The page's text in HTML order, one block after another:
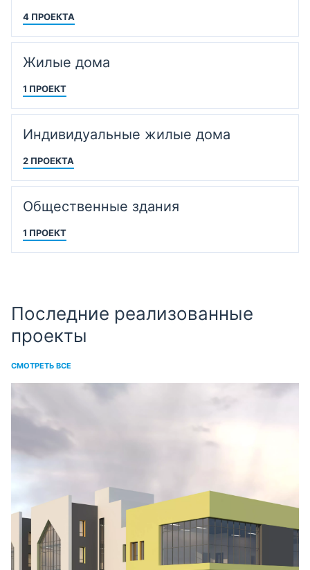
4 ПРОЕКТА
Жилые дома
1 ПРОЕКТ
Индивидуальные жилые дома
2 ПРОЕКТА
Общественные здания
1 ПРОЕКТ
Последние реализованные
проекты
СМОТРЕТЬ ВСЕ